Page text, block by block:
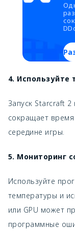
4. Используйте
Запуск Starcraft 2
сокращает время
середине игры.
5. Мониторинг
Используйте
температуры и
или GPU может
программные